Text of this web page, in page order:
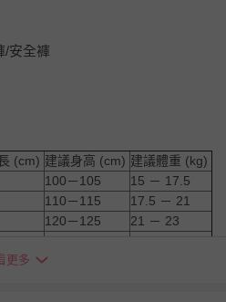
/安全褲
(cm) 建議身高 (cm) 建議體重 (kg)
100－105
15 － 17.5
110－115
17.5 － 21
120－125
21 － 23
140－145
更多